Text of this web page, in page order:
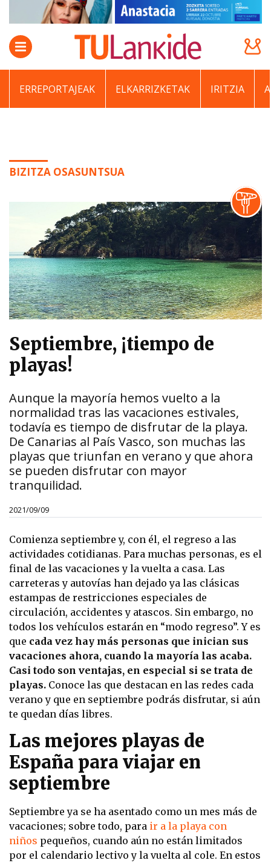
ERREPORTAJEAK ELKARRIZKETAK IRITZIA
BIZITZA OSASUNTSUA
Septiembre, ¡tiempo de
playas!
Aunque la mayoría hemos vuelto a la
normalidad tras las vacaciones estivales,
todavía es tiempo de disfrutar de la playa.
De Canarias al País Vasco, son muchas las
playas que triunfan en verano y que ahora
se pueden disfrutar con mayor
tranquilidad.
2021/09/09
Comienza septiembre y, con él, el regreso a las
actividades cotidianas. Para muchas personas, es el
final de las vacaciones y la vuelta a casa. Las
carreteras y autovías han dejado ya las clásicas
estampas de restricciones especiales de
circulación, accidentes y atascos. Sin embargo, no
todos los vehículos estarán en “modo regreso”. Y es
que cada vez hay más personas que inician sus
vacaciones ahora, cuando la mayoría las acaba.
Casi todo son ventajas, en especial si se trata de
playas. Conoce las que destacan en las redes cada
verano y que en septiembre podrás disfrutar, si aún
te quedan días libres.
Las mejores playas de
España para viajar en
septiembre
Septiembre ya se ha asentado como un mes más de
vacaciones; sobre todo, para ir a la playa con
niños pequeños, cuando aún no están limitados
por el calendario lectivo y la vuelta al cole. En estos